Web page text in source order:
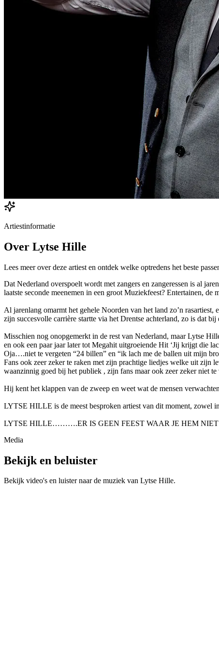
Artiestinformatie
Over Lytse Hille
Lees meer over deze artiest en ontdek welke optredens het beste
Dat Nederland overspoelt wordt met zangers en zangeressen is al
laatste seconde meenemen in een groot Muziekfeest? Entertainen,
Al jarenlang omarmt het gehele Noorden van het land zo’n
zijn succesvolle carrière startte via het Drentse achterland, zo is dat
Misschien nog onopgemerkt in de rest van Nederland, maar Lytse
en ook een paar jaar later tot Megahit uitgroeiende Hit ‘Jij krijgt die
Oja….niet te vergeten “24 billen” en “ik lach me de ballen uit mijn
Fans ook zeer zeker te raken met zijn prachtige liedjes welke uit zijn
waanzinnig goed bij het publiek , zijn fans maar ook zeer zeker niet te
Hij kent het klappen van de zweep en weet wat de mensen
LYTSE HILLE is de meest besproken artiest van dit moment, zowel
LYTSE HILLE……….ER IS GEEN FEEST WAAR JE HEM
Media
Bekijk en beluister
Bekijk video's en luister naar de muziek van Lytse Hille.